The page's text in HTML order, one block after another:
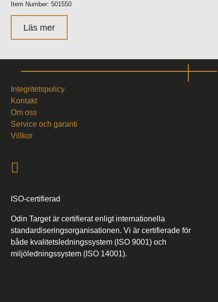
Item Number: 501550
Läs mer
Integritetspolicy
Kontakt
Om oss
Service och garanti
Villkor
ISO-certifierad
Odin Target är certifierat enligt internationella
standardiseringsorganisationen. Vi är certifierade för
både kvalitetsledningssystem (ISO 9001) och
miljöledningssystem (ISO 14001).